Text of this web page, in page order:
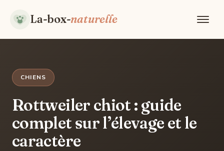
La-box-naturelle
CHIENS
Rottweiler chiot : guide
complet sur l’élevage et le
caractère